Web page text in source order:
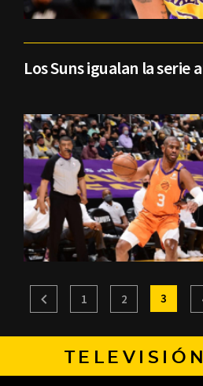
Los Suns igualan la serie
1 2 3
TELEVISIÓN